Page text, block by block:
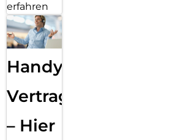
erfahren
Handy
Vertragsabwicklung
– Hier